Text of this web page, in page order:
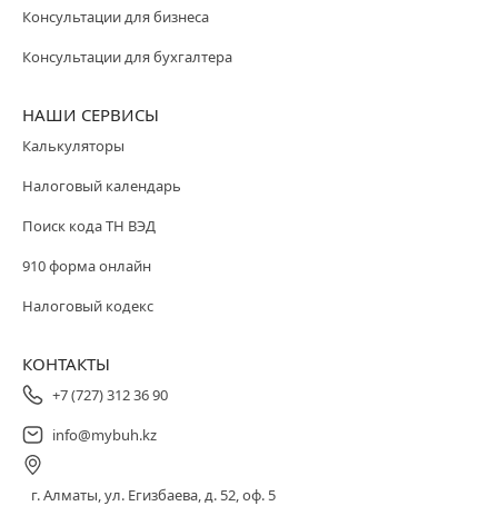
Консультации для бизнеса
Консультации для бухгалтера
НАШИ СЕРВИСЫ
Калькуляторы
Налоговый календарь
Поиск кода ТН ВЭД
910 форма онлайн
Налоговый кодекс
КОНТАКТЫ
+7 (727) 312 36 90
info@mybuh.kz
г. Алматы, ул. Егизбаева, д. 52, оф. 5